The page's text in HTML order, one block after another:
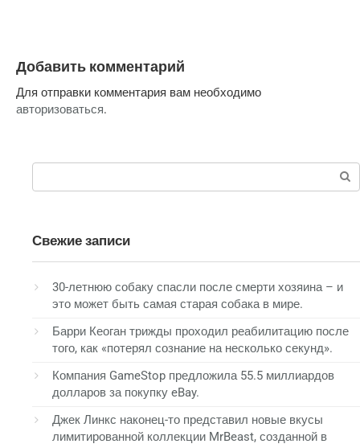
Добавить комментарий
Для отправки комментария вам необходимо
авторизоваться.
Поиск:
Свежие записи
30-летнюю собаку спасли после смерти хозяина – и
это может быть самая старая собака в мире.
Барри Кеоган трижды проходил реабилитацию после
того, как «потерял сознание на несколько секунд».
Компания GameStop предложила 55.5 миллиардов
долларов за покупку eBay.
Джек Линкс наконец-то представил новые вкусы
лимитированной коллекции MrBeast, созданной в